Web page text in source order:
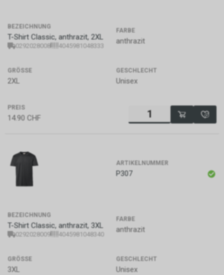
BEZEICHNUNG
T-Shirt Classic, anthrazit, 2XL
0292028008 4045981048333
FARBE
anthrazit
GRÖSSE
2XL
GESCHLECHT
Unisex
PREIS
14.90 CHF
ARTIKELNUMMER
P307
BEZEICHNUNG
T-Shirt Classic, anthrazit, 3XL
0292028009 4045981048340
FARBE
anthrazit
GRÖSSE
3XL
GESCHLECHT
Unisex